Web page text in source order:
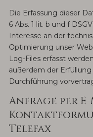
Die Erfassung dieser
6 Abs. 1 lit. b und f
Interesse an der
Optimierung unser
Log-Files erfasst
außerdem der
Durchführung
Anfrage per
Telefax